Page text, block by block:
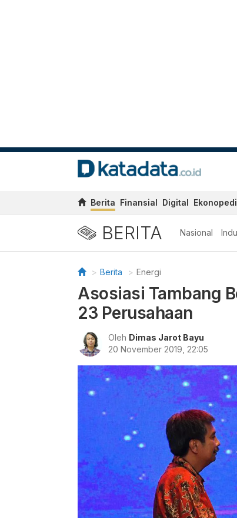
Berita Finansial Digital
BERITA Nasional
Berita Energi
Asosiasi Tambang
23 Perusahaan
Oleh Dimas Jarot Bayu
20 November 2019, 22:05